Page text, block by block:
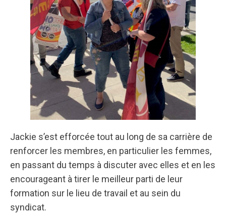
Jackie s’est efforcée tout au long de sa carrière de
renforcer les membres, en particulier les femmes,
en passant du temps à discuter avec elles et en les
encourageant à tirer le meilleur parti de leur
formation sur le lieu de travail et au sein du
syndicat.